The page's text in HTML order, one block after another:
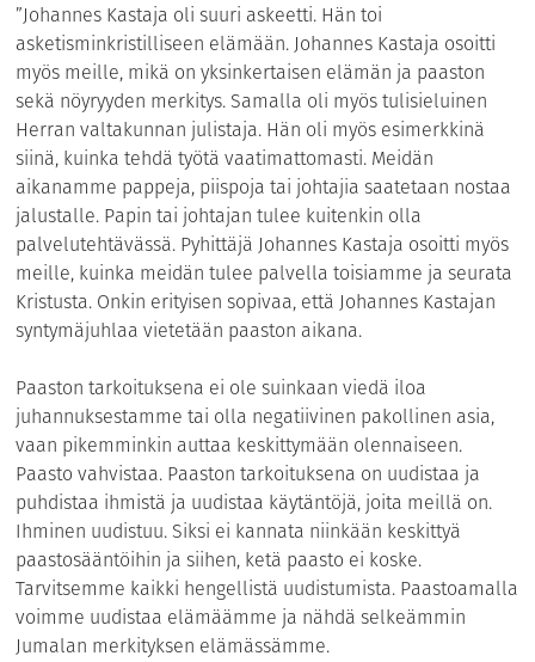
”Johannes Kastaja oli suuri askeetti. Hän toi
asketisminkristilliseen elämään. Johannes Kastaja osoitti
myös meille, mikä on yksinkertaisen elämän ja paaston
sekä nöyryyden merkitys. Samalla oli myös tulisieluinen
Herran valtakunnan julistaja. Hän oli myös esimerkkinä
siinä, kuinka tehdä työtä vaatimattomasti. Meidän
aikanamme pappeja, piispoja tai johtajia saatetaan nostaa
jalustalle. Papin tai johtajan tulee kuitenkin olla
palvelutehtävässä. Pyhittäjä Johannes Kastaja osoitti myös
meille, kuinka meidän tulee palvella toisiamme ja seurata
Kristusta. Onkin erityisen sopivaa, että Johannes Kastajan
syntymäjuhlaa vietetään paaston aikana.
Paaston tarkoituksena ei ole suinkaan viedä iloa
juhannuksestamme tai olla negatiivinen pakollinen asia,
vaan pikemminkin auttaa keskittymään olennaiseen.
Paasto vahvistaa. Paaston tarkoituksena on uudistaa ja
puhdistaa ihmistä ja uudistaa käytäntöjä, joita meillä on.
Ihminen uudistuu. Siksi ei kannata niinkään keskittyä
paastosääntöihin ja siihen, ketä paasto ei koske.
Tarvitsemme kaikki hengellistä uudistumista. Paastoamalla
voimme uudistaa elämäämme ja nähdä selkeämmin
Jumalan merkityksen elämässämme.